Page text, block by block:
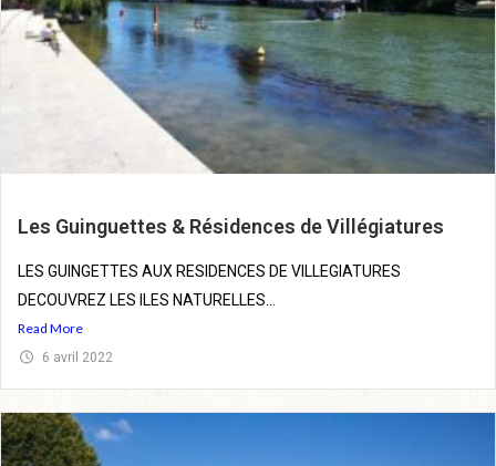
Les Guinguettes & Résidences de Villégiatures
LES GUINGETTES AUX RESIDENCES DE VILLEGIATURES
DECOUVREZ LES ILES NATURELLES...
Read More
6 avril 2022